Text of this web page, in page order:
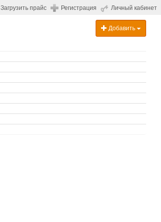
Загрузить прайс Регистрация Личный кабинет
Добавить